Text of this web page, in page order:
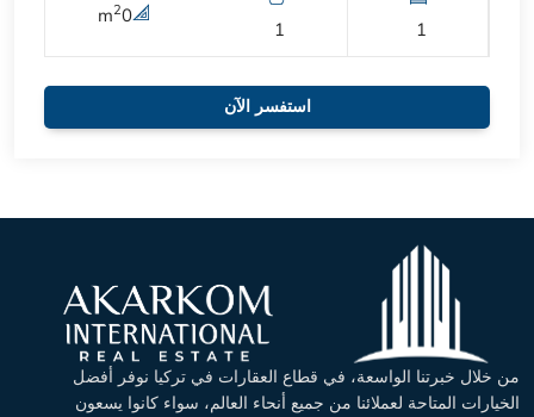
1
1
0
m2
استفسر الآن
من خلال خبرتنا الواسعة، في قطاع العقارات في تركيا نوفر أفضل
الخيارات المتاحة لعملائنا من جميع أنحاء العالم، سواء كانوا يسعون